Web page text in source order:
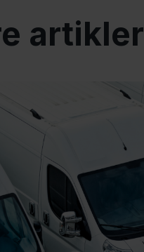
artikler